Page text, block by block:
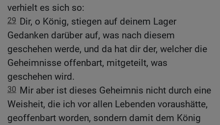
verhielt es sich so:
29 Dir, o König, stiegen auf deinem Lager
Gedanken darüber auf, was nach diesem
geschehen werde, und da hat dir der, welcher die
Geheimnisse offenbart, mitgeteilt, was
geschehen wird.
30 Mir aber ist dieses Geheimnis nicht durch eine
Weisheit, die ich vor allen Lebenden voraushätte,
geoffenbart worden, sondern damit dem König